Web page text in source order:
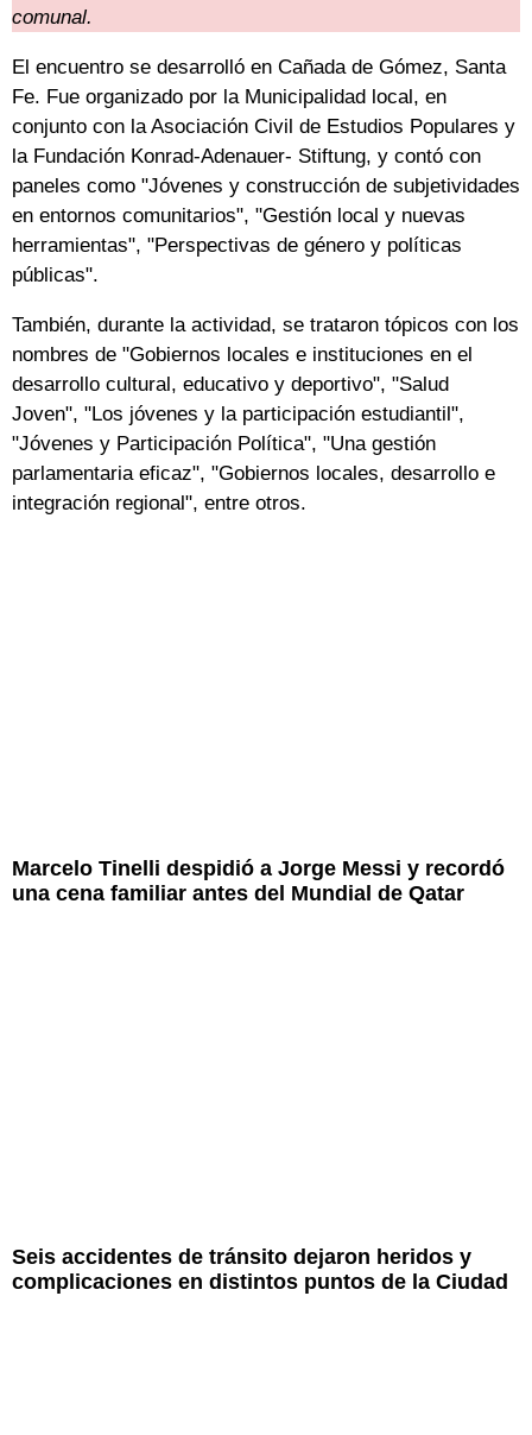
comunal.
El encuentro se desarrolló en Cañada de Gómez, Santa
Fe. Fue organizado por la Municipalidad local, en
conjunto con la Asociación Civil de Estudios Populares y
la Fundación Konrad-Adenauer- Stiftung, y contó con
paneles como "Jóvenes y construcción de subjetividades
en entornos comunitarios", "Gestión local y nuevas
herramientas", "Perspectivas de género y políticas
públicas".
También, durante la actividad, se trataron tópicos con los
nombres de "Gobiernos locales e instituciones en el
desarrollo cultural, educativo y deportivo", "Salud
Joven", "Los jóvenes y la participación estudiantil",
"Jóvenes y Participación Política", "Una gestión
parlamentaria eficaz", "Gobiernos locales, desarrollo e
integración regional", entre otros.
Marcelo Tinelli despidió a Jorge Messi y recordó
una cena familiar antes del Mundial de Qatar
Seis accidentes de tránsito dejaron heridos y
complicaciones en distintos puntos de la Ciudad